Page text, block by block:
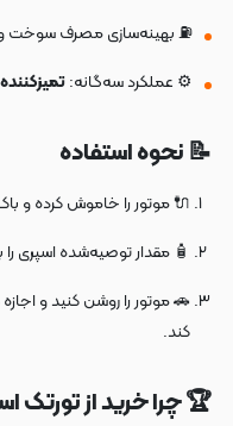
⛽ بهینه‌سازی مصرف سوخت
⚙️ عملکرد سه‌گانه:
📝 نحوه استفاده
🔌 موتور را خاموش کرده و
🧴 مقدار توصیه‌شده اسپری را
🚗 موتور را روشن کنید و
کند.
🏆 چرا خرید از تورتک